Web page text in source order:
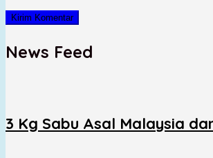
News Feed
3 Kg Sabu Asal Malaysia